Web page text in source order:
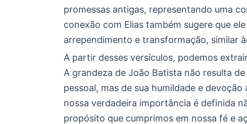
promessas antigas, representando uma
conexão com Elias também sugere que
arrependimento e transformação, similar
A partir desses versículos, podemos
A grandeza de João Batista não resulta
pessoal, mas de sua humildade e devoção
nossa verdadeira importância é definida
propósito que cumprimos em nossa fé e